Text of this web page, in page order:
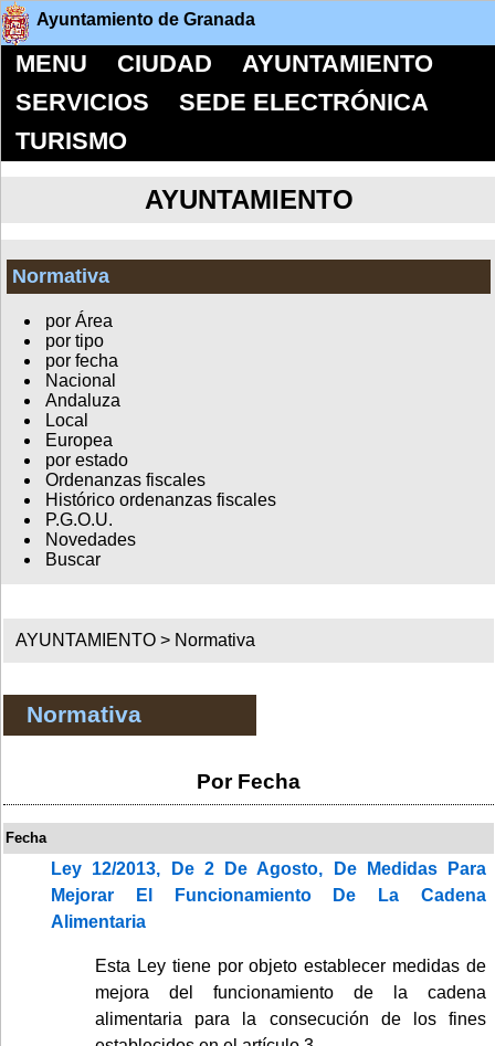
Ayuntamiento de Granada
MENU CIUDAD
AYUNTAMIENTO
SERVICIOS
SEDE ELECTRÓNICA
TURISMO
AYUNTAMIENTO
Normativa
por Área
por tipo
por fecha
Nacional
Andaluza
Local
Europea
por estado
Ordenanzas fiscales
Histórico ordenanzas fiscales
P.G.O.U.
Novedades
Buscar
AYUNTAMIENTO > Normativa
Normativa
Por Fecha
Fecha
Ley 12/2013, De 2 De Agosto, De Medidas Para
Mejorar El Funcionamiento De La Cadena
Alimentaria
Esta Ley tiene por objeto establecer medidas de
mejora del funcionamiento de la cadena
alimentaria para la consecución de los fines